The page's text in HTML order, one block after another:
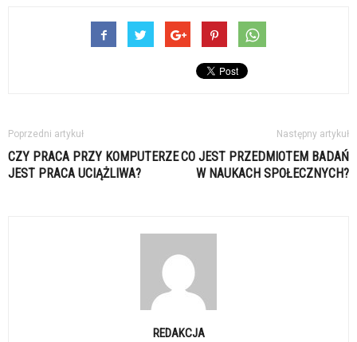
Poprzedni artykuł
CZY PRACA PRZY KOMPUTERZE
JEST PRACA UCIĄŻLIWA?
Następny artykuł
CO JEST PRZEDMIOTEM BADAŃ
W NAUKACH SPOŁECZNYCH?
REDAKCJA